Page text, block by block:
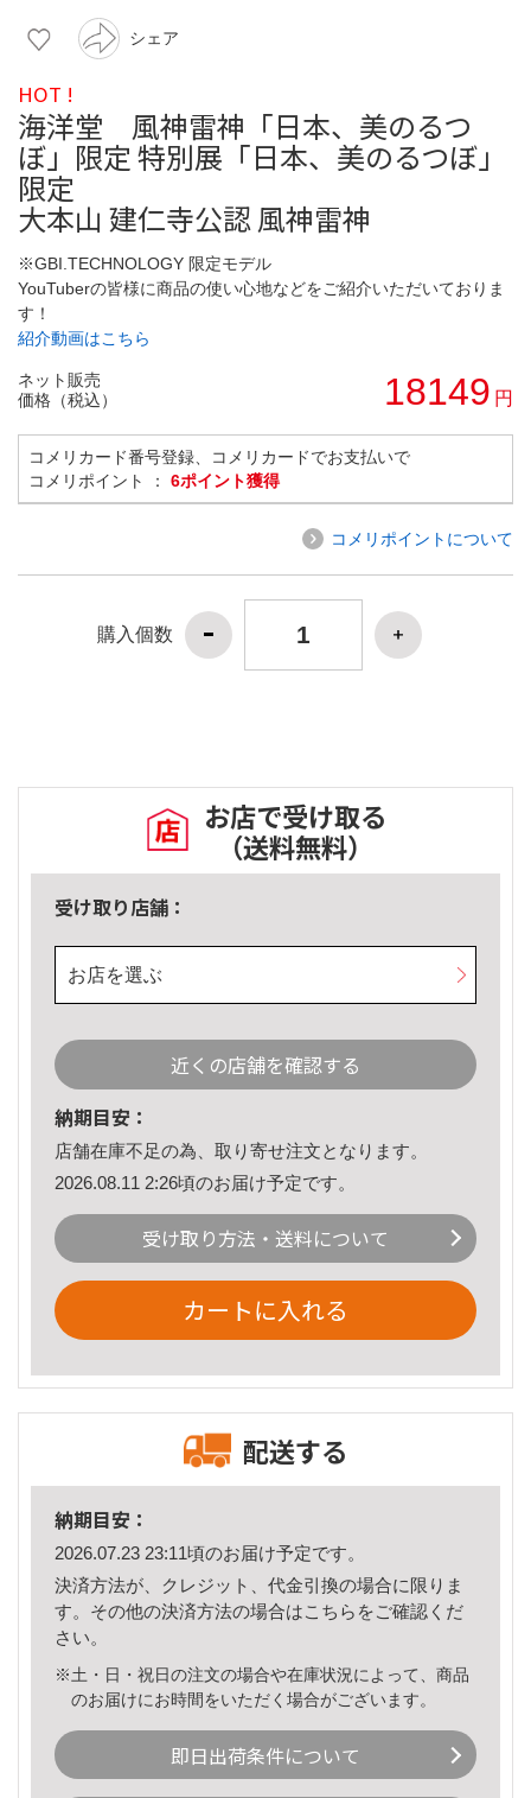
シェア
HOT !
海洋堂 風神雷神「日本、美のるつ
ぼ」限定 特別展「日本、美のるつぼ」
限定
大本山 建仁寺公認 風神雷神
※GBI.TECHNOLOGY 限定モデル
YouTuberの皆様に商品の使い心地などをご紹介いただいておりま
す！
紹介動画はこちら
ネット販売
価格（税込）
18149 円
コメリカード番号登録、コメリカードでお支払いで
コメリポイント ： 6ポイント獲得
コメリポイントについて
購入個数
お店で受け取る
（送料無料）
受け取り店舗：
お店を選ぶ
近くの店舗を確認する
納期目安：
店舗在庫不足の為、取り寄せ注文となります。
2026.08.11 2:26頃のお届け予定です。
受け取り方法・送料について
カートに入れる
配送する
納期目安：
2026.07.23 23:11頃のお届け予定です。
決済方法が、クレジット、代金引換の場合に限りま
す。その他の決済方法の場合はこちら をご確認くだ
さい。
※土・日・祝日の注文の場合や在庫状況によって、商品
のお届けにお時間をいただく場合がございます。
即日出荷条件について